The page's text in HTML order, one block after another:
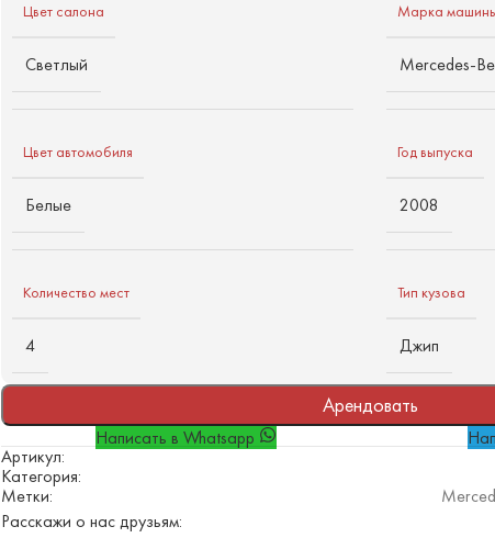
Цвет салона
Светлый
Марка
Mercedes-
Цвет автомобиля
Белые
Год выпуска
2008
Количество мест
4
Тип кузова
Джип
Арендовать
Написать в Whatsapp
Артикул:
Категория:
Метки:
Расскажи о нас друзьям: